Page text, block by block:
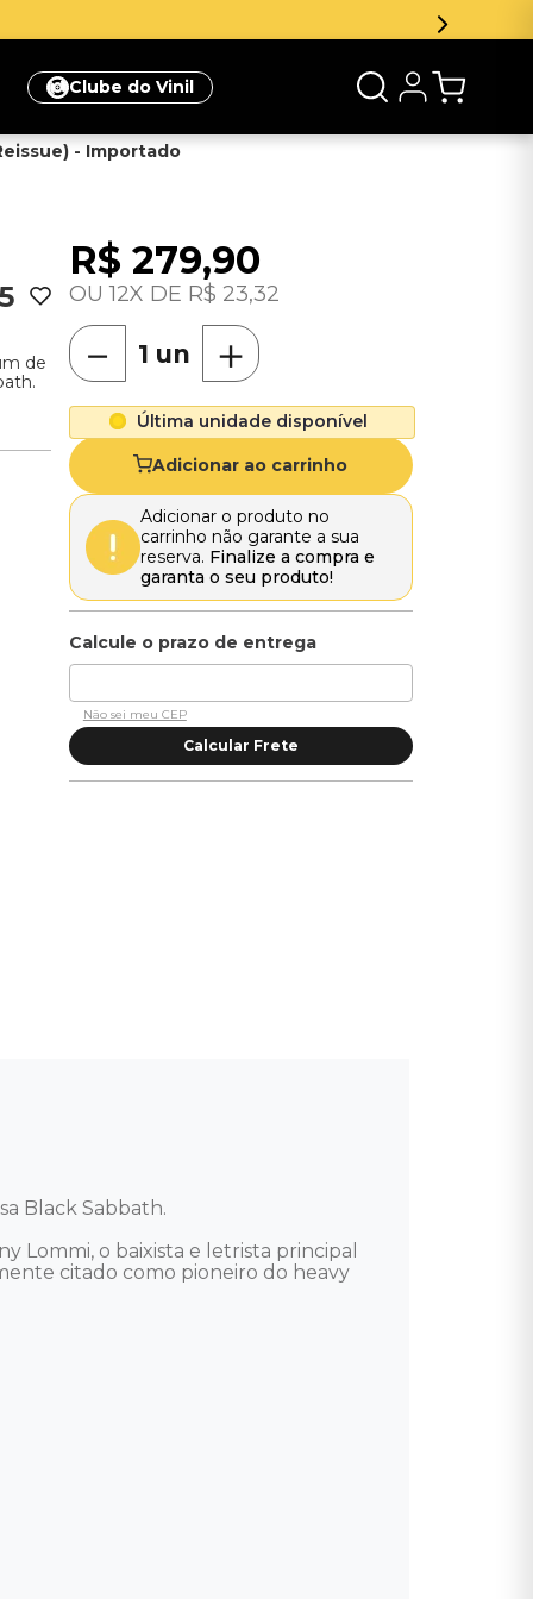
Clube do Vinil
- Importado
de
R$ 279,90
12 R$ 23,32
＋
－
Última unidade disponível
Adicionar ao carrinho
Adicionar o produto no
carrinho não garante a sua
reserva. Finalize a compra e
garanta o seu produto!
Não sei meu CEP
Black Sabbath.
Lommi, o baixista e letrista principal
citado como pioneiro do heavy